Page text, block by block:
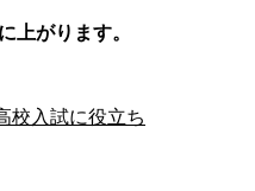
上がります。
校入試に役立ち